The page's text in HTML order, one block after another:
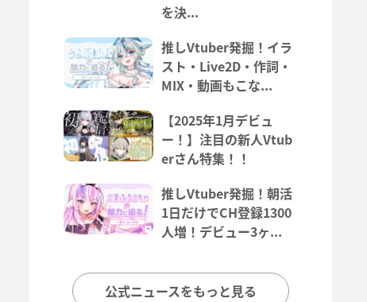
を決...
推しVtuber発掘！イラ
スト・Live2D・作詞・
MIX・動画もこな...
【2025年1月デビュ
ー！】注目の新人Vtub
erさん特集！！
推しVtuber発掘！朝活
1日だけでCH登録1300
人増！デビュー3ヶ...
公式ニュースをもっと見る